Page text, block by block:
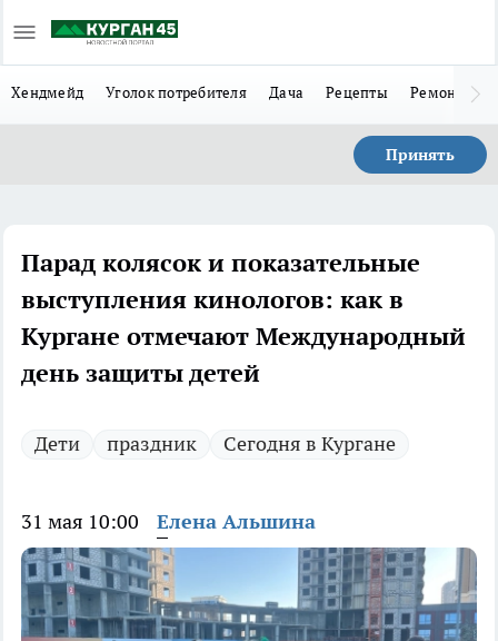
Хендмейд Уголок потребителя Дача Рецепты Ремонт
Принять
Парад колясок и показательные
выступления кинологов: как в
Кургане отмечают Международный
день защиты детей
Дети праздник Сегодня в Кургане
31 мая 10:00 Елена Альшина